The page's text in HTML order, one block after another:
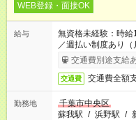
WEB登録・面接OK
給与
無資格未経験：時
／週払い制度あり
了次第のお支払いと
交通費別途支給
交通費 交通費全額
勤務地
千葉市中央区
蘇我駅 / 浜野駅 /